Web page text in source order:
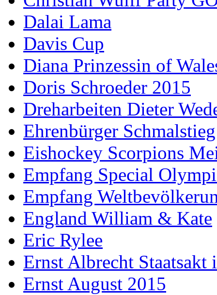
Dalai Lama
Davis Cup
Diana Prinzessin of
Doris Schroeder 2015
Dreharbeiten Dieter
Ehrenbürger Schmalstieg
Eishockey Scorpions
Empfang Special
Empfang
England William & Kate
Eric Rylee
Ernst Albrecht Staatsakt
Ernst August 2015